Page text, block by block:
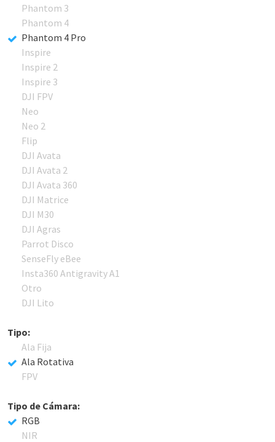
Phantom 3
Phantom 4
Phantom 4 Pro
Inspire
Inspire 2
Inspire 3
DJI FPV
Neo
Neo 2
Flip
DJI Avata
DJI Avata 2
DJI Avata 360
DJI Matrice
DJI M30
DJI Agras
Parrot Disco
SenseFly eBee
Insta360 Antigravity A1
Otro
DJI Lito
Tipo:
Ala Fija
Ala Rotativa
FPV
Tipo de Cámara:
RGB
NIR